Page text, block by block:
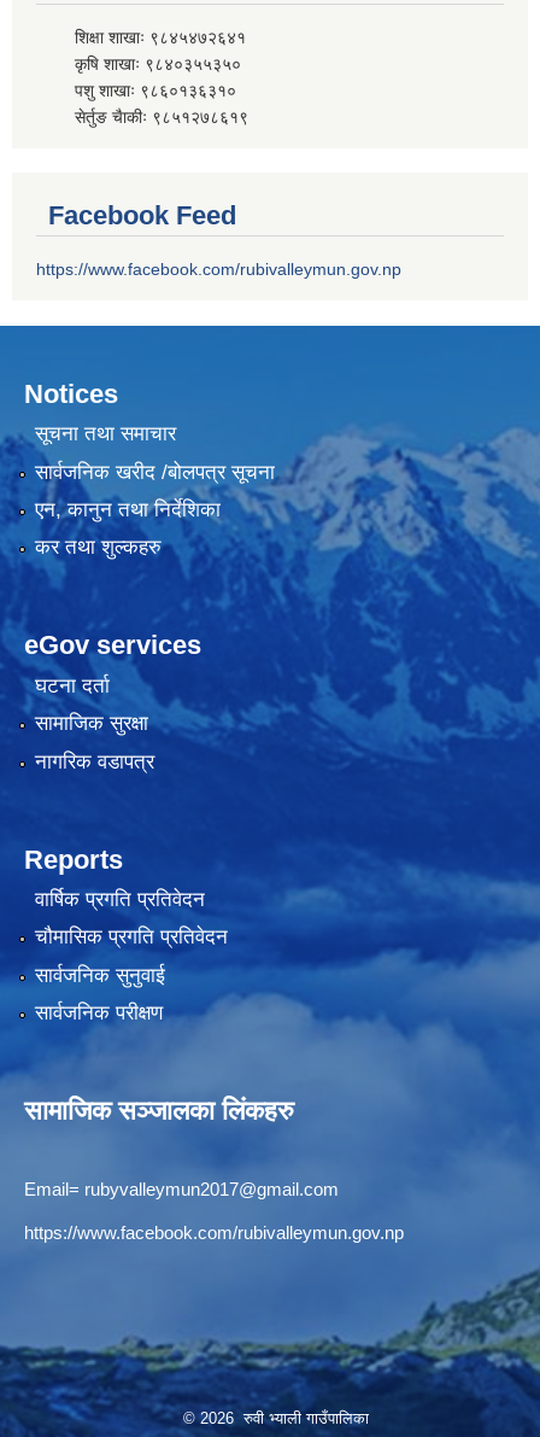
शिक्षा शाखाः ९८४५४७२६४१
कृषि शाखाः ९८४०३५५३५०
पशु शाखाः ९८६०१३६३१०
सेर्तुङ चैाकीः ९८५१२७८६१९
Facebook Feed
https://www.facebook.com/rubivalleymun.gov.np
Notices
सूचना तथा समाचार
सार्वजनिक खरीद /बोलपत्र सूचना
एन, कानुन तथा निर्देशिका
कर तथा शुल्कहरु
eGov services
घटना दर्ता
सामाजिक सुरक्षा
नागरिक वडापत्र
Reports
वार्षिक प्रगति प्रतिवेदन
चौमासिक प्रगति प्रतिवेदन
सार्वजनिक सुनुवाई
सार्वजनिक परीक्षण
सामाजिक सञ्जालका लिंकहरु
Email= rubyvalleymun2017@gmail.com
https://www.facebook.com/rubivalleymun.gov.np
© 2026 रुवी भ्याली गाउँपालिका